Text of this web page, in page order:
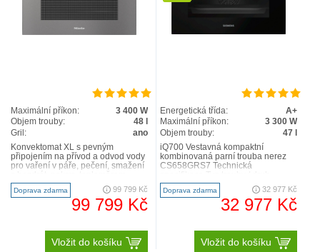
Maximální příkon:
3 400 W
Objem trouby:
48 l
Gril:
ano
Konvektomat XL s pevným
připojením na přívod a odvod vody
pro vaření v páře, pečení, smažení
+příprava menu. Velký d..
Doprava zdarma 99 799 Kč
99 799 Kč
Vložit do košíku
Energetická třída:
A+
Maximální příkon:
3 300 W
Objem trouby:
47 l
iQ700 Vestavná kompaktní
kombinovaná parní trouba nerez
CS658GRS7 Technická
ohřevu Kompaktní parní pečicí tro..
Doprava zdarma 32 977 Kč
32 977 Kč
Vložit do košíku